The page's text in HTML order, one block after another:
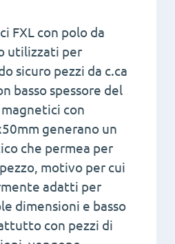
FXL con polo da
utilizzati per
sicuro pezzi da c.ca
basso spessore del
con
generano un
che permea per
motivo per cui
adatti per
dimensioni e basso
con pezzi di